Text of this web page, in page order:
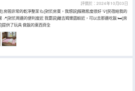
評價於：2024年10月03日
] 房間非常的乾淨整潔 🙋[對於房東，我想説]服務態度很好 💡[民宿給我的
📍[對於周邊的便利度近 我要説]離吉姆樂園較近，可以去那邊吃飯 🛏[房
提供了玩具 做飯的東西齊全